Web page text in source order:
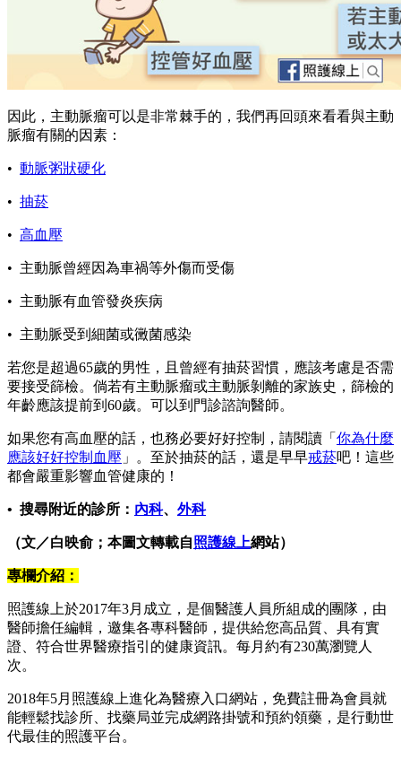
因此，主動脈瘤可以是非常棘手的，我們再回頭來看看與主動
脈瘤有關的因素：
• 動脈粥狀硬化
• 抽菸
• 高血壓
• 主動脈曾經因為車禍等外傷而受傷
• 主動脈有血管發炎疾病
• 主動脈受到細菌或黴菌感染
若您是超過65歲的男性，且曾經有抽菸習慣，應該考慮是否需
要接受篩檢。倘若有主動脈瘤或主動脈剝離的家族史，篩檢的
年齡應該提前到60歲。可以到門診諮詢醫師。
如果您有高血壓的話，也務必要好好控制，請閱讀「 你為什麼
應該好好控制血壓 」。至於抽菸的話，還是早早戒菸吧！這些
都會嚴重影響血管健康的！
• 搜尋附近的診所： 內科、 外科
（文／白映俞；本圖文轉載自照護線上網站）
專欄介紹：
照護線上於2017年3月成立，是個醫護人員所組成的團隊，由
醫師擔任編輯，邀集各專科醫師，提供給您高品質、具有實
證、符合世界醫療指引的健康資訊。每月約有230萬瀏覽人
次。
2018年5月照護線上進化為醫療入口網站，免費註冊為會員就
能輕鬆找診所、找藥局並完成網路掛號和預約領藥，是行動世
代最佳的照護平台。